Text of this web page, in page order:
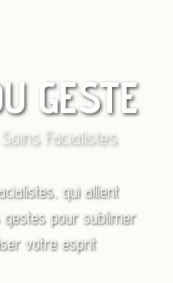
GESTE
Facialistes
qui allient
pour sublimer
votre esprit